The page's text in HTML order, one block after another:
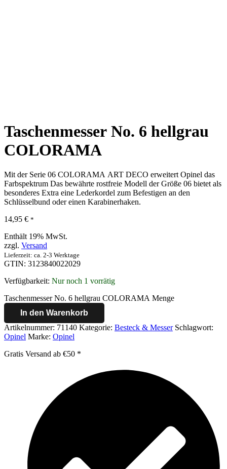
Taschenmesser No. 6 hellgrau
COLORAMA
Mit der Serie 06 COLORAMA ART DECO erweitert Opinel das
Farbspektrum Das bewährte rostfreie Modell der Größe 06 bietet als
besonderes Extra eine Lederkordel zum Befestigen an den
Schlüsselbund oder einen Karabinerhaken.
14,95 € *
Enthält 19% MwSt.
zzgl. Versand
Lieferzeit: ca. 2-3 Werktage
GTIN: 3123840022029
Verfügbarkeit: Nur noch 1 vorrätig
Taschenmesser No. 6 hellgrau COLORAMA Menge
In den Warenkorb
Artikelnummer: 71140 Kategorie: Besteck & Messer Schlagwort:
Opinel Marke: Opinel
Gratis Versand ab €50 *